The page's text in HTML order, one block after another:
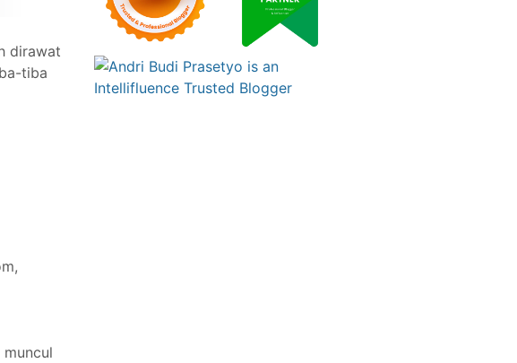
dirawat
tiba